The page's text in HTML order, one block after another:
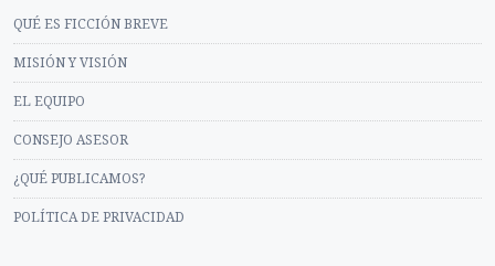
QUÉ ES FICCIÓN BREVE
MISIÓN Y VISIÓN
EL EQUIPO
CONSEJO ASESOR
¿QUÉ PUBLICAMOS?
POLÍTICA DE PRIVACIDAD